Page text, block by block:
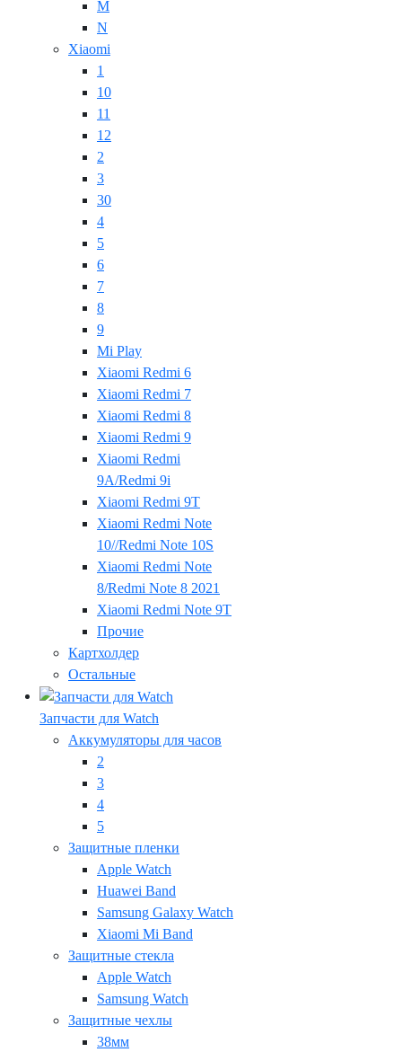
M
N
Xiaomi
1
10
11
12
2
3
30
4
5
6
7
8
9
Mi Play
Xiaomi Redmi 6
Xiaomi Redmi 7
Xiaomi Redmi 8
Xiaomi Redmi 9
Xiaomi Redmi
9A/Redmi 9i
Xiaomi Redmi 9T
Xiaomi Redmi Note
10//Redmi Note 10S
Xiaomi Redmi Note
8/Redmi Note 8 2021
Xiaomi Redmi Note 9T
Прочие
Картхолдер
Остальные
Запчасти для Watch
Аккумуляторы для часов
2
3
4
5
Защитные пленки
Apple Watch
Huawei Band
Samsung Galaxy Watch
Xiaomi Mi Band
Защитные стекла
Apple Watch
Samsung Watch
Защитные чехлы
38мм